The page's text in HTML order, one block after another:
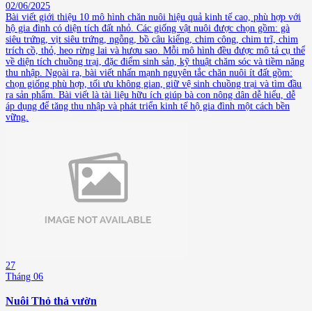
02/06/2025
Bài viết giới thiệu 10 mô hình chăn nuôi hiệu quả kinh tế cao, phù hợp với
hộ gia đình có diện tích đất nhỏ. Các giống vật nuôi được chọn gồm: gà
siêu trứng, vịt siêu trứng, ngỗng, bồ câu kiểng, chim công, chim trĩ, chim
trích cồ, thỏ, heo rừng lai và hươu sao. Mỗi mô hình đều được mô tả cụ thể
về diện tích chuồng trại, đặc điểm sinh sản, kỹ thuật chăm sóc và tiềm năng
thu nhập. Ngoài ra, bài viết nhấn mạnh nguyên tắc chăn nuôi ít đất gồm:
chọn giống phù hợp, tối ưu không gian, giữ vệ sinh chuồng trại và tìm đầu
ra sản phẩm. Bài viết là tài liệu hữu ích giúp bà con nông dân dễ hiểu, dễ
áp dụng để tăng thu nhập và phát triển kinh tế hộ gia đình một cách bền
vững.
27
Tháng 06
Nuôi Thỏ thả vườn